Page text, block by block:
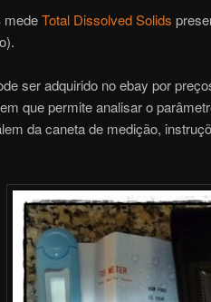
medeTotal Dissolved Solids
ser adquirido no ebay por
que permite analisar o
da caneta de medição,